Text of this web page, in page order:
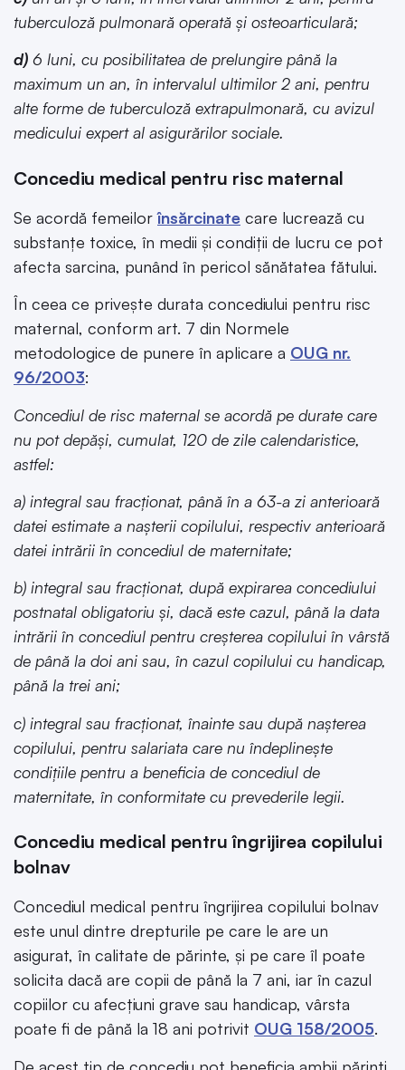
tuberculoză pulmonară operată și osteoarticulară;
d) 6 luni, cu posibilitatea de prelungire până la
maximum un an, în intervalul ultimilor 2 ani, pentru
alte forme de tuberculoză extrapulmonară, cu avizul
medicului expert al asigurărilor sociale.
Concediu medical pentru risc maternal
Se acordă femeilorînsărcinate care lucrează cu
substanțe toxice, în medii și condiții de lucru ce pot
afecta sarcina, punând în pericol sănătatea fătului.
În ceea ce privește durata concediului pentru risc
maternal, conform art. 7 din Normele
metodologice de punere în aplicare a OUG nr.
96/2003:
Concediul de risc maternal se acordă pe durate care
nu pot depăşi, cumulat, 120 de zile calendaristice,
astfel:
a) integral sau fracţionat, până în a 63-a zi anterioară
datei estimate a naşterii copilului, respectiv anterioară
datei intrării în concediul de maternitate;
b) integral sau fracţionat, după expirarea concediului
postnatal obligatoriu şi, dacă este cazul, până la data
intrării în concediul pentru creşterea copilului în vârstă
de până la doi ani sau, în cazul copilului cu handicap,
până la trei ani;
c) integral sau fracţionat, înainte sau după naşterea
copilului, pentru salariata care nu îndeplineşte
condiţiile pentru a beneficia de concediul de
maternitate, în conformitate cu prevederile legii.
Concediu medical pentru îngrijirea copilului
bolnav
Concediul medical pentru îngrijirea copilului bolnav
este unul dintre drepturile pe care le are un
asigurat, în calitate de părinte, și pe care îl poate
solicita dacă are copii de până la 7 ani, iar în cazul
copiilor cu afecțiuni grave sau handicap, vârsta
poate fi de până la 18 ani potrivit OUG 158/2005.
De acest tip de concediu pot beneficia ambii părinți